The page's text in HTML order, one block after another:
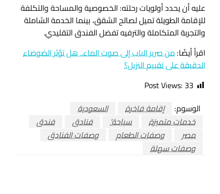
عليه أن يحدد أولويات رحلته: الخصوصية والمساحة والتكلفة
للإقامة الطويلة تميل لصالح الشقق، بينما الخدمة الشاملة
والتجربة المتكاملة والترفيه تفضل الفندق التقليدي.
اقرأ أيضًا: من صرير الباب إلى صوت الماء.. هل تؤثر الضوضاء
الدقيقة على تقييم النزيل؟
Post Views: 33
الوسوم:
إقامة فاخرة
السعودية
خدمات متميزة
سياحة’ فنادق
فندق
مصر
وصفات الطعام
وصفات الفنادق
وصفات سهلة